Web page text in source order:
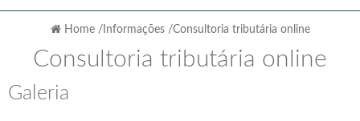
Home / Informações /Consultoria tributária online
Consultoria tributária online
Galeria